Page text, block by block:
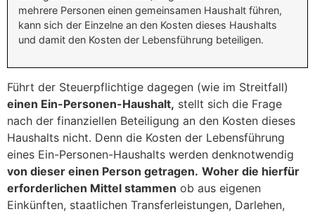
mehrere Personen einen gemeinsamen Haushalt führen,
kann sich der Einzelne an den Kosten dieses Haushalts
und damit den Kosten der Lebensführung beteiligen.
Führt der Steuerpflichtige dagegen (wie im Streitfall)
einen Ein-Personen-Haushalt, stellt sich die Frage
nach der finanziellen Beteiligung an den Kosten dieses
Haushalts nicht. Denn die Kosten der Lebensführung
eines Ein-Personen-Haushalts werden denknotwendig
von dieser einen Person getragen. Woher die hierfür
erforderlichen Mittel stammen ob aus eigenen
Einkünften, staatlichen Transferleistungen, Darlehen,